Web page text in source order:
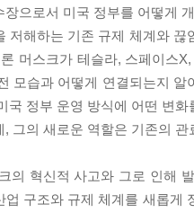
장으로서 미국 정부를 어떻게
저해하는 기존 규제 체계와
머스크가 테슬라, 스페이스
모습과 어떻게 연결되는지
국 정부 운영 방식에 어떤 변
, 그의 새로운 역할은 기존의
의 혁신적 사고와 그로 인해
업 구조와 규제 체계를 새롭게